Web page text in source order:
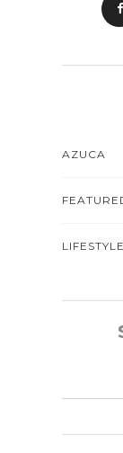
AZUCA
LIFESTYLE